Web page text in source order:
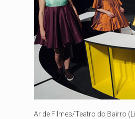
Ar de Filmes/Teatro do Bairro